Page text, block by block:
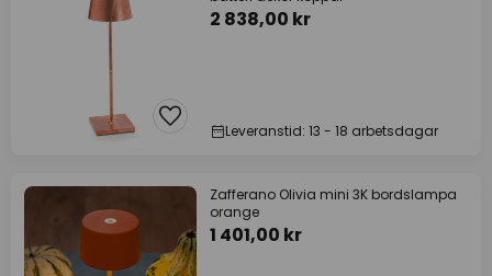
2 838,00 kr
Leveranstid: 13 - 18 arbetsdagar
Zafferano Olivia mini 3K bordslampa
orange
1 401,00 kr